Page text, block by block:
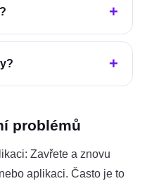
problémů
Zavřete a znovu
aplikaci. Často je to